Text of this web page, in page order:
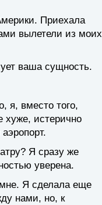
Приехала
вылетели из моих
ваша сущность.
я, вместо того,
хуже, истерично
Я сразу же
уверена.
мне. Я сделала еще
нами, но, к